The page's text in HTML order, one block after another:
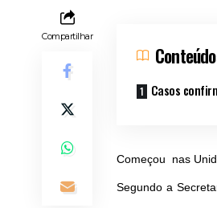
Compartilhar
Casos
Começou nas
Segundo a